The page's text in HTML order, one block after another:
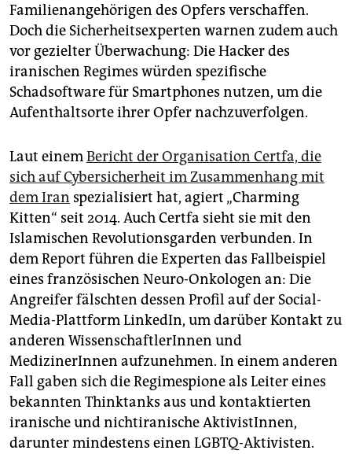
Familienangehörigen des Opfers verschaffen.
Doch die Sicherheitsexperten warnen zudem auch
vor gezielter Überwachung: Die Hacker des
iranischen Regimes würden spezifische
Schadsoftware für Smartphones nutzen, um die
Aufenthaltsorte ihrer Opfer nachzuverfolgen.
Laut einemBericht der Organisation Certfa, die
sich auf Cybersicherheit im Zusammenhang mit
dem Iran spezialisiert hat, agiert „Charming
Kitten“ seit 2014. Auch Certfa sieht sie mit den
Islamischen Revolutionsgarden verbunden. In
dem Report führen die Experten das Fallbeispiel
eines französischen Neuro-Onkologen an: Die
Angreifer fälschten dessen Profil auf der Social-
Media-Plattform LinkedIn, um darüber Kontakt zu
anderen WissenschaftlerInnen und
MedizinerInnen aufzunehmen. In einem anderen
Fall gaben sich die Regimespione als Leiter eines
bekannten Thinktanks aus und kontaktierten
iranische und nichtiranische AktivistInnen,
darunter mindestens einen LGBTQ-Aktivisten.